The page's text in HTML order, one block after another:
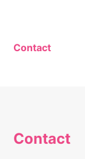
Contact
Contact